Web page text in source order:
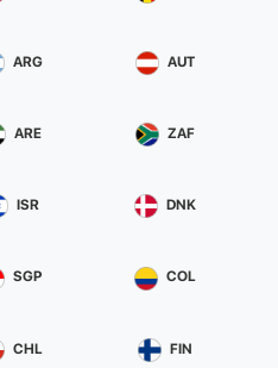
ARG AUT
ARE ZAF
ISR DNK
SGP COL
CHL FIN